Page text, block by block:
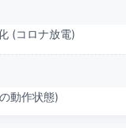
(コロナ放電)
動作状態)